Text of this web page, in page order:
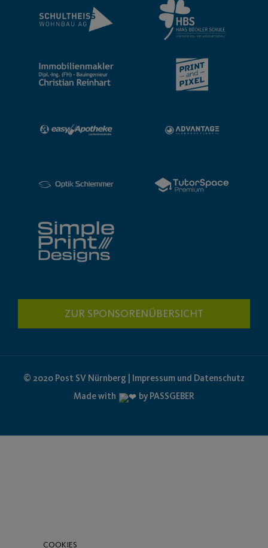
ZUR SPONSORENÜBERSICHT
© 2020 Post SV Nürnberg | Impressum und Datenschutz
Made with
by PASSGEBER
COOKIES